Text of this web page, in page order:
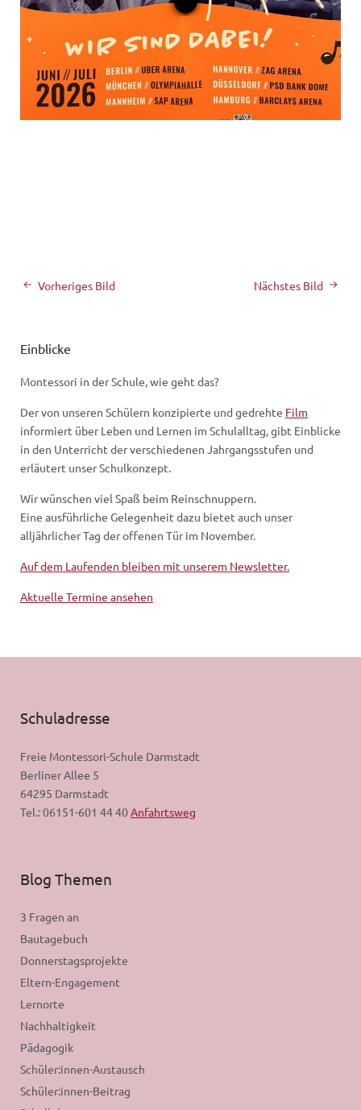
Nächstes Bild
Vorheriges Bild
Einblicke
Montessori in der Schule, wie geht das?
Der von unseren Schülern konzipierte und gedrehte Film
informiert über Leben und Lernen im Schulalltag, gibt Einblicke
in den Unterricht der verschiedenen Jahrgangsstufen und
erläutert unser Schulkonzept.
Wir wünschen viel Spaß beim Reinschnuppern.
Eine ausführliche Gelegenheit dazu bietet auch unser
alljährlicher Tag der offenen Tür im November.
Auf dem Laufenden bleiben mit unserem Newsletter.
Aktuelle Termine ansehen
Schuladresse
Freie Montessori-Schule Darmstadt
Berliner Allee 5
64295 Darmstadt
Tel.: 06151-601 44 40Anfahrtsweg
Blog Themen
3 Fragen an
Bautagebuch
Donnerstagsprojekte
Eltern-Engagement
Lernorte
Nachhaltigkeit
Pädagogik
Schüler:innen-Austausch
Schüler:innen-Beitrag